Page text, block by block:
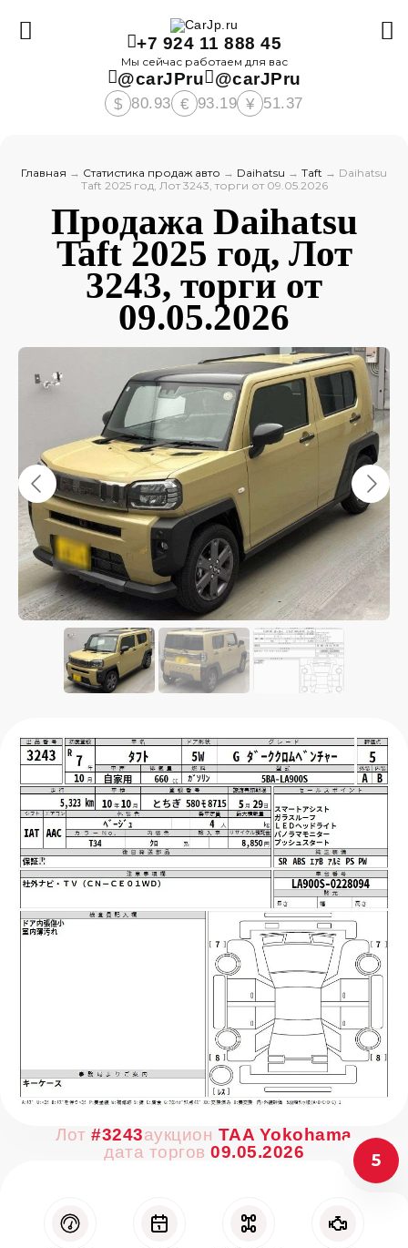
+7 924 11 888 45
Мы сейчас работаем для вас
@carJPru @carJPru
$ 80.93 € 93.19 ¥ 51.37
Главная → Статистика продаж авто → Daihatsu → Taft → Daihatsu
Taft 2025 год, Лот 3243, торги от 09.05.2026
Продажа Daihatsu
Taft 2025 год, Лот
3243, торги от
09.05.2026
Лот#3243аукцион TAA Yokohama
дата торгов 09.05.2026 5